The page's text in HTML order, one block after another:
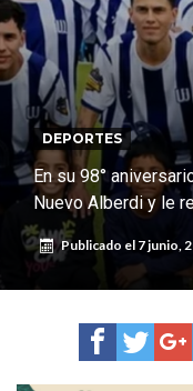
confirmada y
Güemes y Mariano
Alerta
ráfagas que podrían
¿Llega un “Súper
impacto real en la
Cañada del Ucle se
Distinguieron a
de Los Quirquinchos
DEPORTES
En su 98°
Nuevo Alberdi y le
Publicado el 7 junio,